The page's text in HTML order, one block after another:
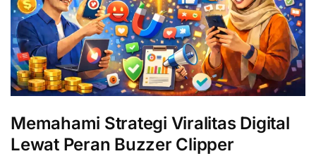
Memahami Strategi Viralitas Digital
Lewat Peran Buzzer Clipper